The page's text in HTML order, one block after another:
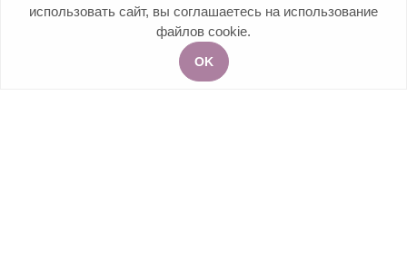
119192, Москва, Мичуринский проспект, д.7 Мы в соцсетях
использовать сайт, вы соглашаетесь на использование
файлов cookie.
OK